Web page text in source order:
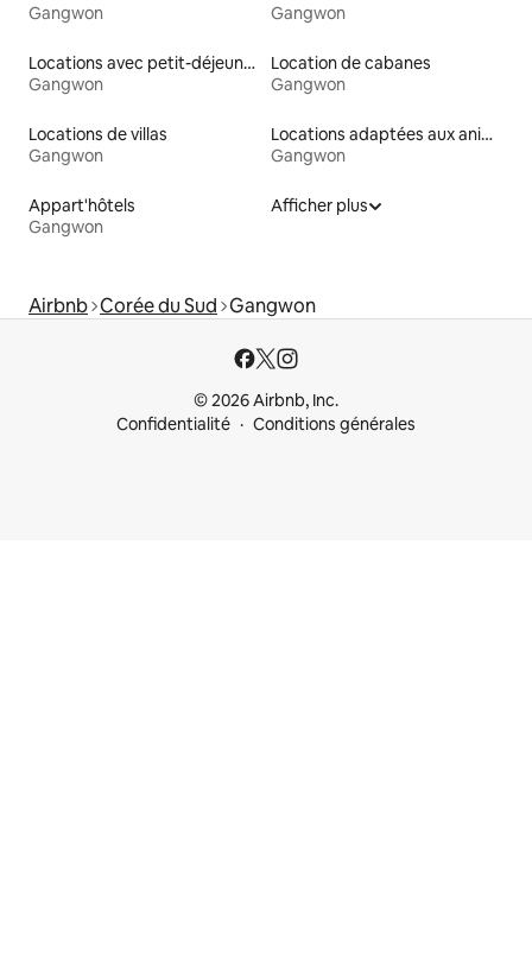
Gangwon
Gangwon
Locations avec petit-déjeuner
Gangwon
Location de cabanes
Gangwon
Locations de villas
Gangwon
Locations adaptées aux animaux
Gangwon
Appart'hôtels
Gangwon
Afficher plus
Airbnb Corée du Sud Gangwon
© 2026 Airbnb, Inc.
Confidentialité
Conditions générales